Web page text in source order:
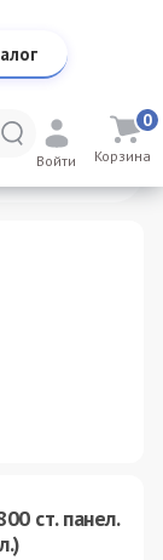
Войти Корзина
0
с бок. подкл.
ст. панел.